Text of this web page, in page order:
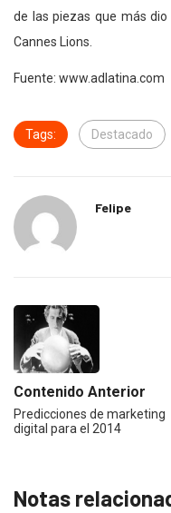
de las piezas que más
Cannes Lions.
Fuente: www.adlatina.com
Tags: Destacado
Felipe
Contenido Anterior
Predicciones de marketing
digital para el 2014
Notas